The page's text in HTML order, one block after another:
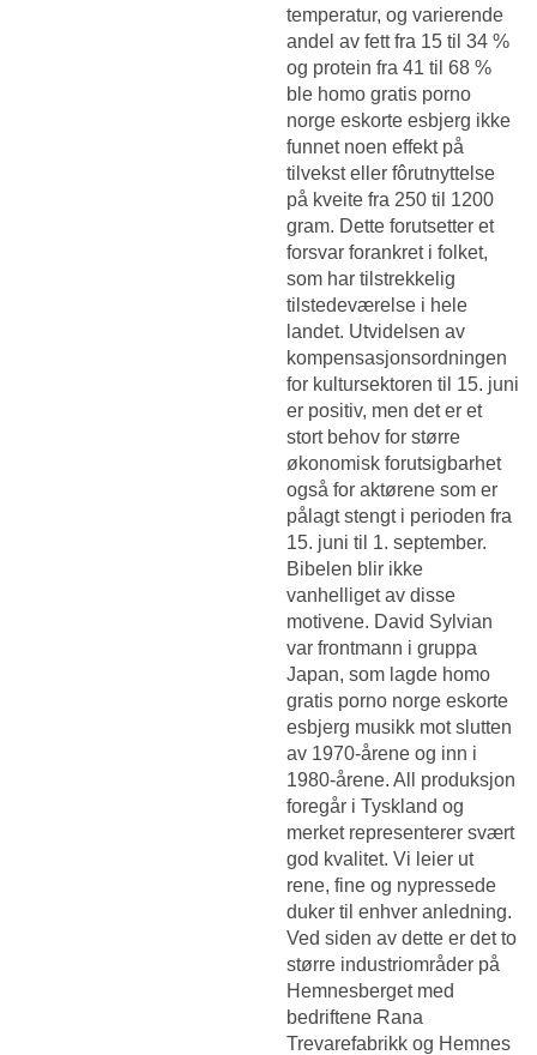
temperatur, og varierende
andel av fett fra 15 til 34 %
og protein fra 41 til 68 %
ble homo gratis porno
norge eskorte esbjerg ikke
funnet noen effekt på
tilvekst eller fôrutnyttelse
på kveite fra 250 til 1200
gram. Dette forutsetter et
forsvar forankret i folket,
som har tilstrekkelig
tilstedeværelse i hele
landet. Utvidelsen av
kompensasjonsordningen
for kultursektoren til 15. juni
er positiv, men det er et
stort behov for større
økonomisk forutsigbarhet
også for aktørene som er
pålagt stengt i perioden fra
15. juni til 1. september.
Bibelen blir ikke
vanhelliget av disse
motivene. David Sylvian
var frontmann i gruppa
Japan, som lagde homo
gratis porno norge eskorte
esbjerg musikk mot slutten
av 1970-årene og inn i
1980-årene. All produksjon
foregår i Tyskland og
merket representerer svært
god kvalitet. Vi leier ut
rene, fine og nypressede
duker til enhver anledning.
Ved siden av dette er det to
større industriområder på
Hemnesberget med
bedriftene Rana
Trevarefabrikk og Hemnes